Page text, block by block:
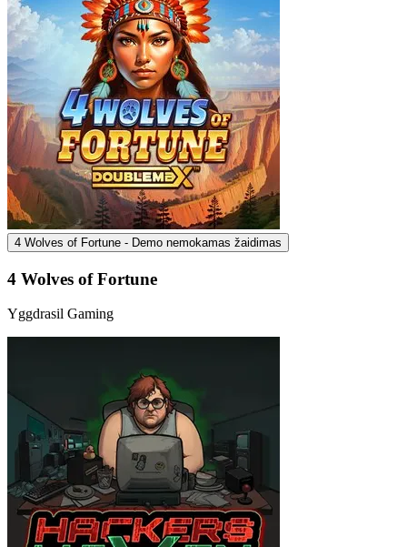
4 Wolves of Fortune - Demo nemokamas žaidimas
4 Wolves of Fortune
Yggdrasil Gaming